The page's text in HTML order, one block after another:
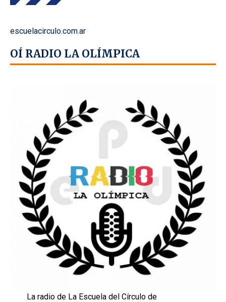
escuelacirculo.com.ar
OÍ RADIO LA OLÍMPICA
La radio de La Escuela del Círculo de